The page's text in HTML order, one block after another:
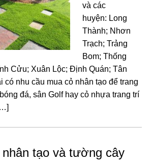
và các
huyện: Long
Thành; Nhơn
Trạch; Trảng
Bom; Thống
Cửu; Xuân Lộc; Định Quán; Tân
có nhu cầu mua cỏ nhân tạo để trang
đá, sân Golf hay cỏ nhựa trang trí
tạo và tường cây